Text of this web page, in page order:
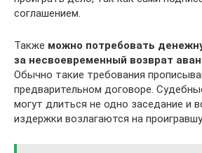
соглашением.
Также можно потребовать
за несвоевременный возврат
Обычно такие требования
предварительном договоре.
могут длиться не одно заседание и
издержки возлагаются на